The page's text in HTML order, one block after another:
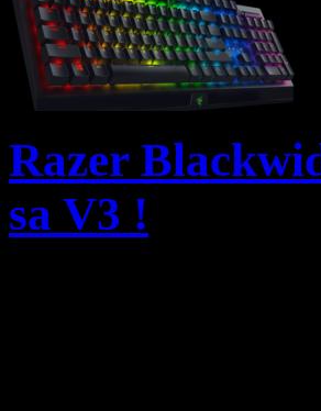
Razer
sa V3 !